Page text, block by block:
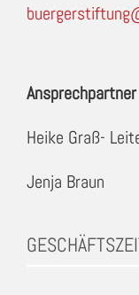
Heike Graß-
Jenja Braun